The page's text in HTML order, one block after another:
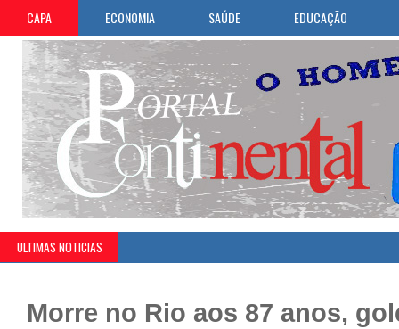
CAPA ECONOMIA SAÚDE EDUCAÇÃO
ULTIMAS NOTICIAS
Morre no Rio aos 87 anos,